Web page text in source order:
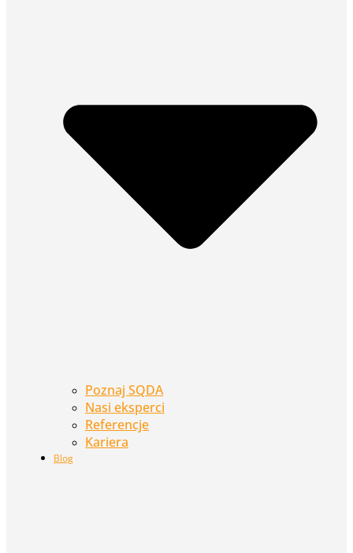
Poznaj SQDA
Nasi eksperci
Referencje
Kariera
Blog